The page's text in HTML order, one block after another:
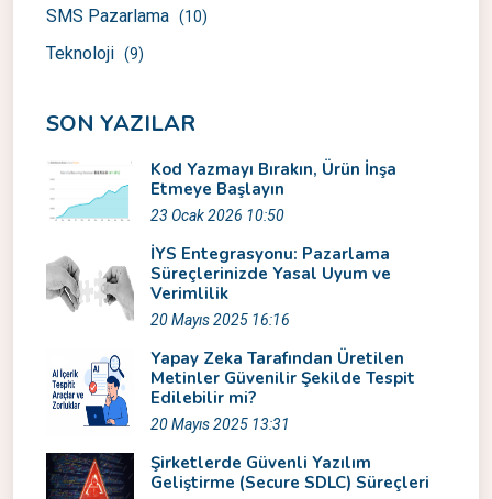
SMS Pazarlama (10)
Teknoloji (9)
SON YAZILAR
Kod Yazmayı Bırakın, Ürün İnşa
Etmeye Başlayın
23 Ocak 2026 10:50
İYS Entegrasyonu: Pazarlama
Süreçlerinizde Yasal Uyum ve
Verimlilik
20 Mayıs 2025 16:16
Yapay Zeka Tarafından Üretilen
Metinler Güvenilir Şekilde Tespit
Edilebilir mi?
20 Mayıs 2025 13:31
Şirketlerde Güvenli Yazılım
Geliştirme (Secure SDLC) Süreçleri